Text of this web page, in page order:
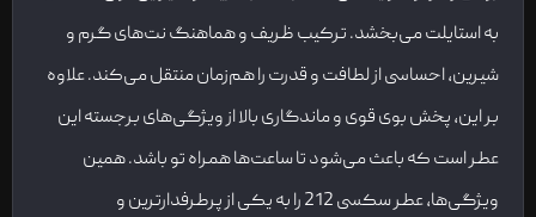
به استایلت می‌بخشد. ترکیب ظریف و هماهنگ نت‌های گرم و
شیرین، احساسی از لطافت و قدرت را هم‌زمان منتقل می‌کند. علاوه
بر این، پخش بوی قوی و ماندگاری بالا از ویژگی‌های برجسته این
عطر است که باعث می‌شود تا ساعت‌ها همراه تو باشد. همین
ویژگی‌ها، عطر سکسی 212 را به یکی از پرطرفدارترین و